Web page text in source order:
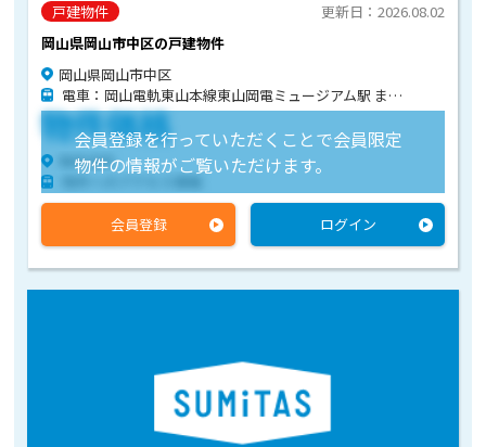
戸建物件
岡山県岡山市中区の戸建物件
更新日：2026.08.02
岡山県岡山市中区
電車：岡山電軌東山本線東山岡電ミュージアム駅 まで徒歩9分
会員登録を行っていただくことで会員限定
物件の情報がご覧いただけます。
物件価格
物件住所
物件へのアクセス情報
会員登録 ログイン